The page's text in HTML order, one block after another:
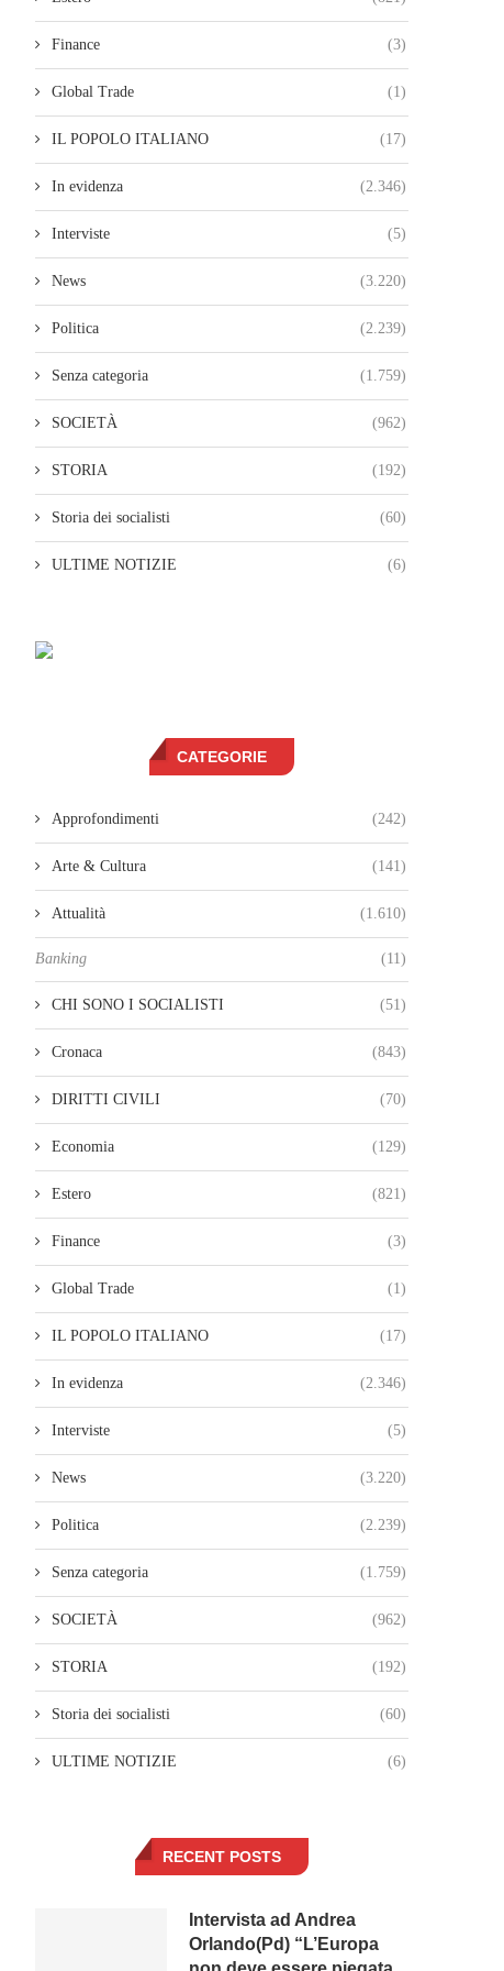
Finance (3)
Global Trade (1)
IL POPOLO ITALIANO (17)
In evidenza (2.346)
Interviste (5)
News (3.220)
Politica (2.239)
Senza categoria (1.759)
SOCIETÀ (962)
STORIA (192)
Storia dei socialisti (60)
ULTIME NOTIZIE (6)
CATEGORIE
Approfondimenti (242)
Arte & Cultura (141)
Attualità (1.610)
Banking (11)
CHI SONO I SOCIALISTI (51)
Cronaca (843)
DIRITTI CIVILI (70)
Economia (129)
Estero (821)
Finance (3)
Global Trade (1)
IL POPOLO ITALIANO (17)
In evidenza (2.346)
Interviste (5)
News (3.220)
Politica (2.239)
Senza categoria (1.759)
SOCIETÀ (962)
STORIA (192)
Storia dei socialisti (60)
ULTIME NOTIZIE (6)
RECENT POSTS
Intervista ad Andrea
Orlando(Pd) “L’Europa